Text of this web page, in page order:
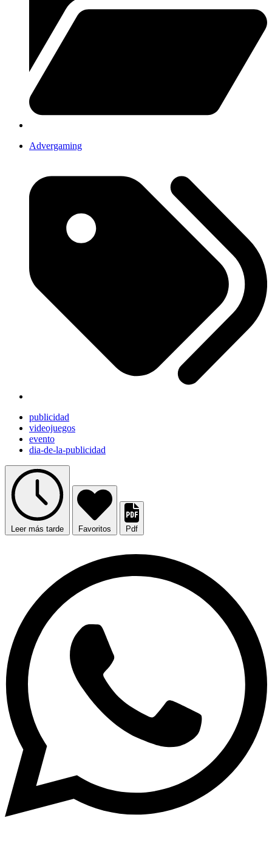
Advergaming
publicidad
videojuegos
evento
dia-de-la-publicidad
Leer más tarde Favoritos Pdf